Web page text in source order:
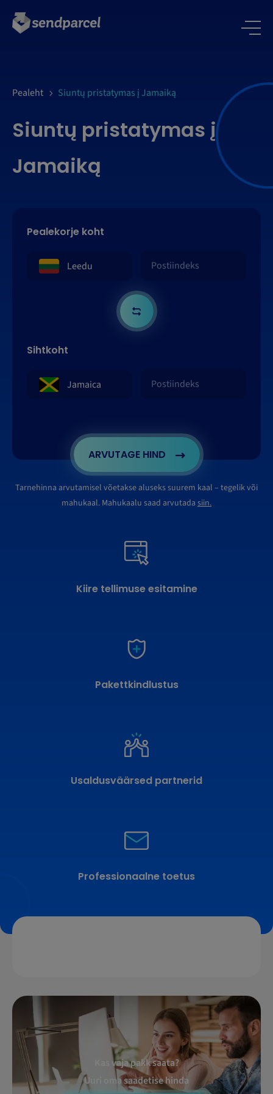
Pealeht Siuntų pristatymas į Jamaiką
Siuntų pristatymas į
Jamaiką
Pealekorje koht
Sihtkoht
ARVUTAGE HIND
Tarnehinna arvutamisel võetakse aluseks suurem kaal – tegelik või
mahukaal. Mahukaalu saad arvutada siin.
Kiire tellimuse esitamine
Pakettkindlustus
Usaldusväärsed partnerid
Professionaalne toetus
Kas vaja pakk saata?
Uuri oma saadetise hinda